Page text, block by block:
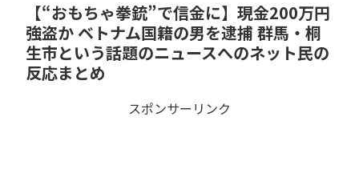
【“おもちゃ拳銃”で信金に】現金200万円
強盗か ベトナム国籍の男を逮捕 群馬・桐
生市という話題のニュースへのネット民の
反応まとめ
スポンサーリンク